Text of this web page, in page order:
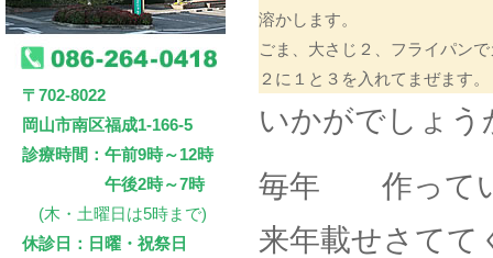
溶かします。
ごま、大さじ２、フライパン
２に１と３を入れてまぜます。
いかがでしょう
毎年 作ってい
来年載せさてて
〒702-8022
岡山市南区福成1-166-5
診療時間：午前9時～12時
午後2時～7時
(木・土曜日は5時まで)
休診日：日曜・祝祭日